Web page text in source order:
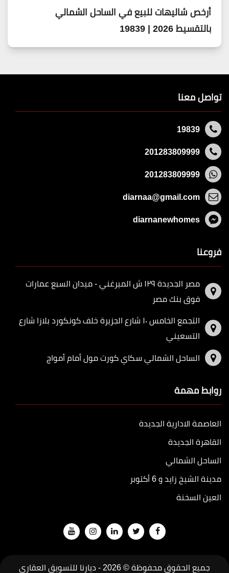
أرخص شاليهات للبيع في الساحل الشمالي
بالتقسيط 2026 | 19839
تواصل معنا
19839
201283809999
201283809999
diarnaa@gmail.com
diarnanewhomes
فروعنا
مصر الجديدة ١٢٩ ش الميرغني - ميدان السبع عمارات
فوق بنك مصر
التجمع الخامس ١٠ شارع الجزيرة خلف كونكورد بلازا شارع
التسعيني
الساحل الشمالي سكاي كورت مول أمام أمواج
روابط مهمة
العاصمة الادارية الجديدة
القاهرة الجديدة
الساحل الشمالي
مدينة الشيخ زايد و 6 أكتوبر
العين السخنة
جميع الحقوق محفوظة © 2026 - ديارنا للتسويق العقاري